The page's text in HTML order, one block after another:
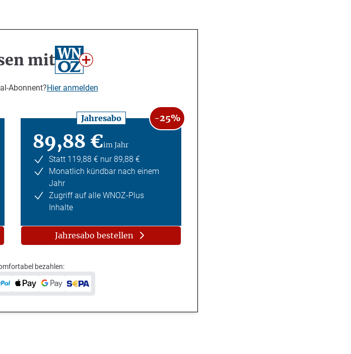
mit
Abonnent?Hier anmelden
Jahresabo -25%
89,88 €im Jahr
Statt 119,88 € nur 89,88 €
Monatlich kündbar nach einem
Jahr
Zugriff auf alle WNOZ-Plus
Inhalte
Jahresabo bestellen
bezahlen: